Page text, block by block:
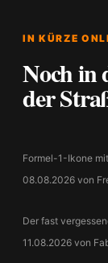
IN KÜRZE
Noch in
der
Formel-1-Ikone
08.08.2026 von
Der fast
11.08.2026 von